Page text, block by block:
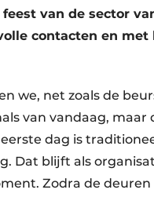
van de sector
contacten en met
we, net zoals de
van vandaag, maar
dag is
Dat blijft als
Zodra de deuren